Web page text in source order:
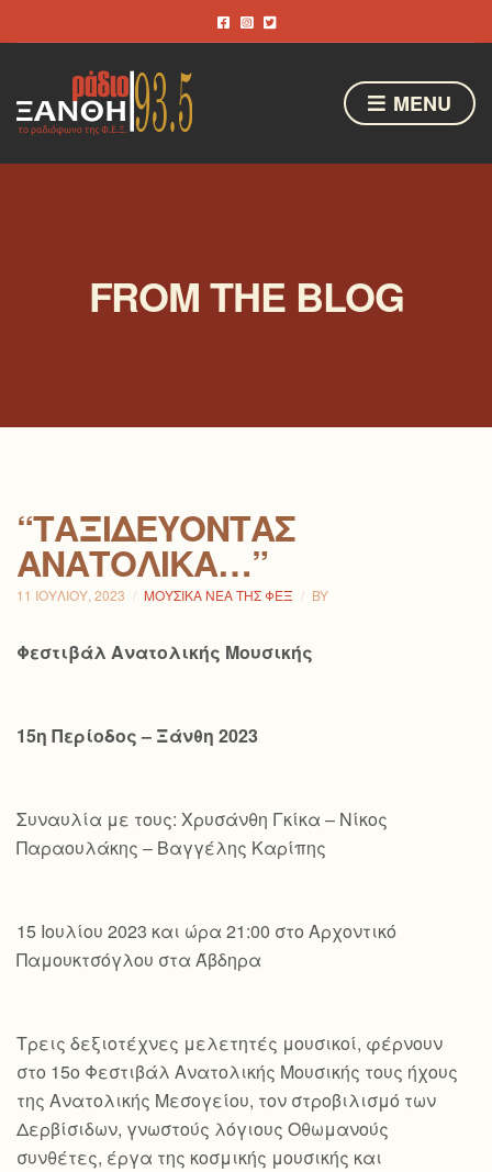
MENU
FROM THE BLOG
“ΤΑΞΙΔΕΎΟΝΤΑΣ
ΑΝΑΤΟΛΙΚΆ…”
11 ΙΟΥΛΊΟΥ, 2023 ΜΟΥΣΙΚΆ ΝΈΑ ΤΗΣ ΦΕΞ BY
Φεστιβάλ Ανατολικής Μουσικής
15η Περίοδος – Ξάνθη 2023
Συναυλία με τους: Χρυσάνθη Γκίκα – Νίκος
Παραουλάκης – Βαγγέλης Καρίπης
15 Ιουλίου 2023 και ώρα 21:00 στο Αρχοντικό
Παμουκτσόγλου στα Άβδηρα
Τρεις δεξιοτέχνες μελετητές μουσικοί, φέρνουν
στο 15ο Φεστιβάλ Ανατολικής Μουσικής τους ήχους
της Ανατολικής Μεσογείου, τον στροβιλισμό των
Δερβίσιδων, γνωστούς λόγιους Οθωμανούς
συνθέτες, έργα της κοσμικής μουσικής και